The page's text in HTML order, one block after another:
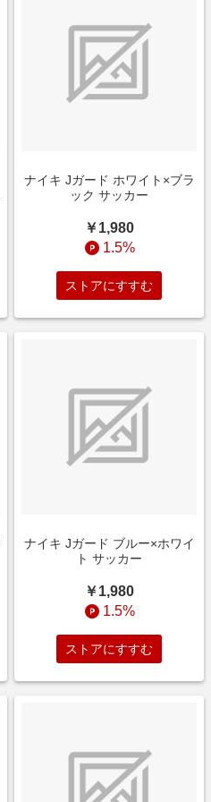
ナイキ Jガード ホワイト×ブラ
ック サッカー
￥1,980
1.5%
ストアにすすむ
ナイキ Jガード ブルー×ホワイ
ト サッカー
￥1,980
1.5%
ストアにすすむ